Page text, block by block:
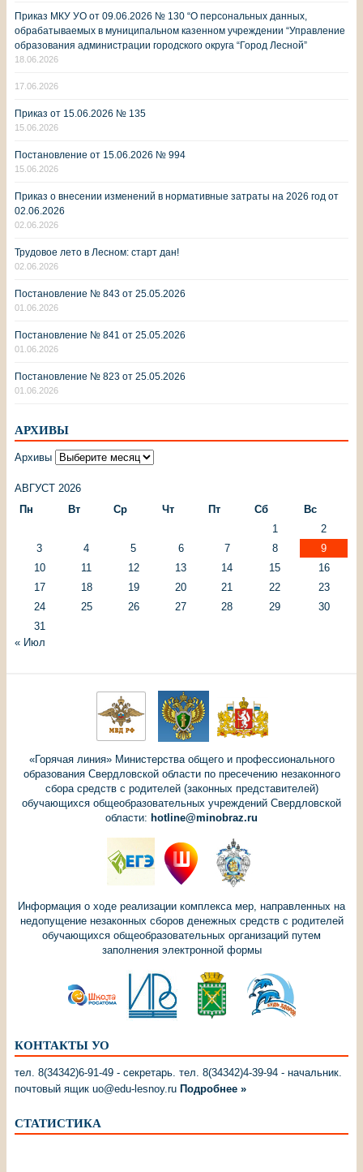
Приказ МКУ УО от 09.06.2026 № 130 “О персональных данных,
обрабатываемых в муниципальном казенном учреждении “Управление
образования администрации городского округа “Город Лесной”
18.06.2026
17.06.2026
Приказ от 15.06.2026 № 135
15.06.2026
Постановление от 15.06.2026 № 994
15.06.2026
Приказ о внесении изменений в нормативные затраты на 2026 год от
02.06.2026
02.06.2026
Трудовое лето в Лесном: старт дан!
02.06.2026
Постановление № 843 от 25.05.2026
01.06.2026
Постановление № 841 от 25.05.2026
01.06.2026
Постановление № 823 от 25.05.2026
01.06.2026
АРХИВЫ
Архивы
АВГУСТ 2026
Пн
Вт Ср Чт Пт Сб
Вс
1
2
3
4 5 6 7 8
9
10
11 12 13 14 15
16
17
18 19 20 21 22
23
24
25 26 27 28 29
30
31
« Июл
«Горячая линия» Министерства общего и профессионального
образования Свердловской области по пресечению незаконного
сбора средств с родителей (законных представителей)
обучающихся общеобразовательных учреждений Свердловской
области: hotline@minobraz.ru
Информация о ходе реализации комплекса мер, направленных на
недопущение незаконных сборов денежных средств с родителей
обучающихся общеобразовательных организаций путем
заполнения электронной формы
КОНТАКТЫ УО
тел. 8(34342)6-91-49 - секретарь. тел. 8(34342)4-39-94 - начальник.
почтовый ящик uo@edu-lesnoy.ru Подробнее »
СТАТИСТИКА